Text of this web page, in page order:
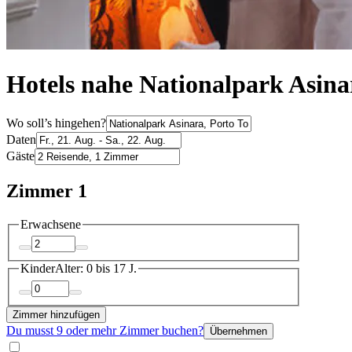
Hotels nahe Nationalpark
Wo soll’s hingehen?
Daten
Gäste
Zimmer 1
Erwachsene
KinderAlter: 0 bis 17 J.
Zimmer hinzufügen
Du musst 9 oder mehr Zimmer buchen? Übernehmen